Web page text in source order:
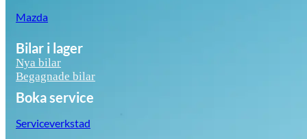
Mazda
Bilar i lager
Nya bilar
Begagnade bilar
Boka service
Serviceverkstad